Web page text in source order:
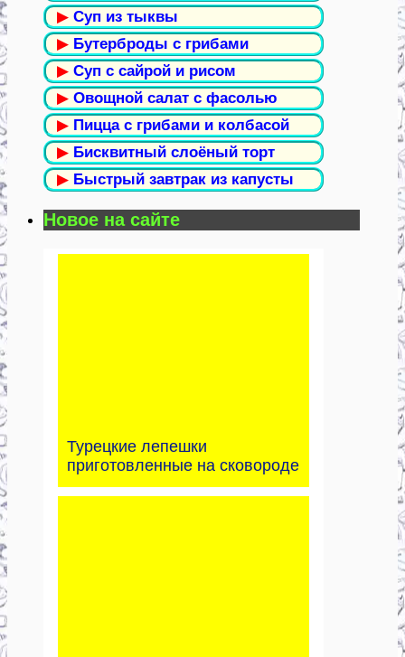
▶ Суп из тыквы
▶ Бутерброды с грибами
▶ Суп с сайрой и рисом
▶ Овощной салат с фасолью
▶ Пицца с грибами и колбасой
▶ Бисквитный слоёный торт
▶ Быстрый завтрак из капусты
Новое на сайте
Турецкие лепешки
приготовленные на сковороде